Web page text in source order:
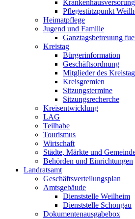
Pflegestützpunkt
Heimatpflege
Jugend und Familie
Ganztagsbetreuung
Kreistag
Bürgerinformation
Geschäftsordnung
Mitglieder des
Kreisgremien
Sitzungstermine
Sitzungsrecherche
Kreisentwicklung
LAG
Teilhabe
Tourismus
Wirtschaft
Städte, Märkte und
Behörden und Einrichtungen
Landratsamt
Geschäftsverteilungsplan
Amtsgebäude
Dienststelle Weilheim
Dienststelle Schongau
Dokumentenausgabebox